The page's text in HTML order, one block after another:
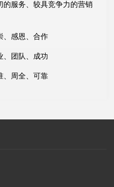
服务、较具竞争力的营销
、感恩、合作
、团队、成功
、周全、可靠